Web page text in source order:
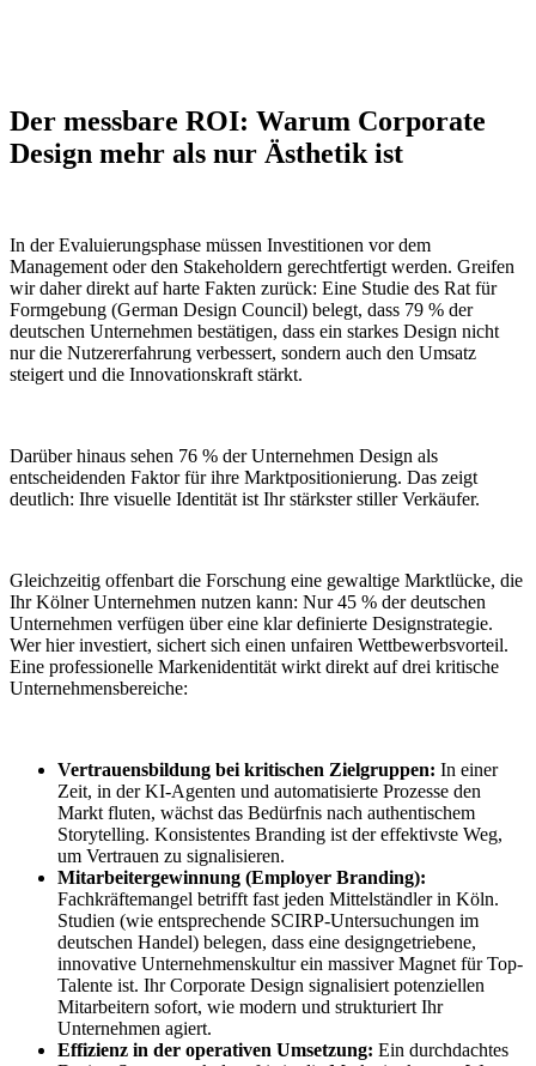
Der messbare ROI: Warum Corporate
Design mehr als nur Ästhetik ist
In der Evaluierungsphase müssen Investitionen vor dem
Management oder den Stakeholdern gerechtfertigt werden. Greifen
wir daher direkt auf harte Fakten zurück: Eine Studie des Rat für
Formgebung (German Design Council) belegt, dass 79 % der
deutschen Unternehmen bestätigen, dass ein starkes Design nicht
nur die Nutzererfahrung verbessert, sondern auch den Umsatz
steigert und die Innovationskraft stärkt.
Darüber hinaus sehen 76 % der Unternehmen Design als
entscheidenden Faktor für ihre Marktpositionierung. Das zeigt
deutlich: Ihre visuelle Identität ist Ihr stärkster stiller Verkäufer.
Gleichzeitig offenbart die Forschung eine gewaltige Marktlücke, die
Ihr Kölner Unternehmen nutzen kann: Nur 45 % der deutschen
Unternehmen verfügen über eine klar definierte Designstrategie.
Wer hier investiert, sichert sich einen unfairen Wettbewerbsvorteil.
Eine professionelle Markenidentität wirkt direkt auf drei kritische
Unternehmensbereiche:
Vertrauensbildung bei kritischen Zielgruppen: In einer
Zeit, in der KI-Agenten und automatisierte Prozesse den
Markt fluten, wächst das Bedürfnis nach authentischem
Storytelling. Konsistentes Branding ist der effektivste Weg,
um Vertrauen zu signalisieren.
Mitarbeitergewinnung (Employer Branding):
Fachkräftemangel betrifft fast jeden Mittelständler in Köln.
Studien (wie entsprechende SCIRP-Untersuchungen im
deutschen Handel) belegen, dass eine designgetriebene,
innovative Unternehmenskultur ein massiver Magnet für Top-
Talente ist. Ihr Corporate Design signalisiert potenziellen
Mitarbeitern sofort, wie modern und strukturiert Ihr
Unternehmen agiert.
Effizienz in der operativen Umsetzung: Ein durchdachtes